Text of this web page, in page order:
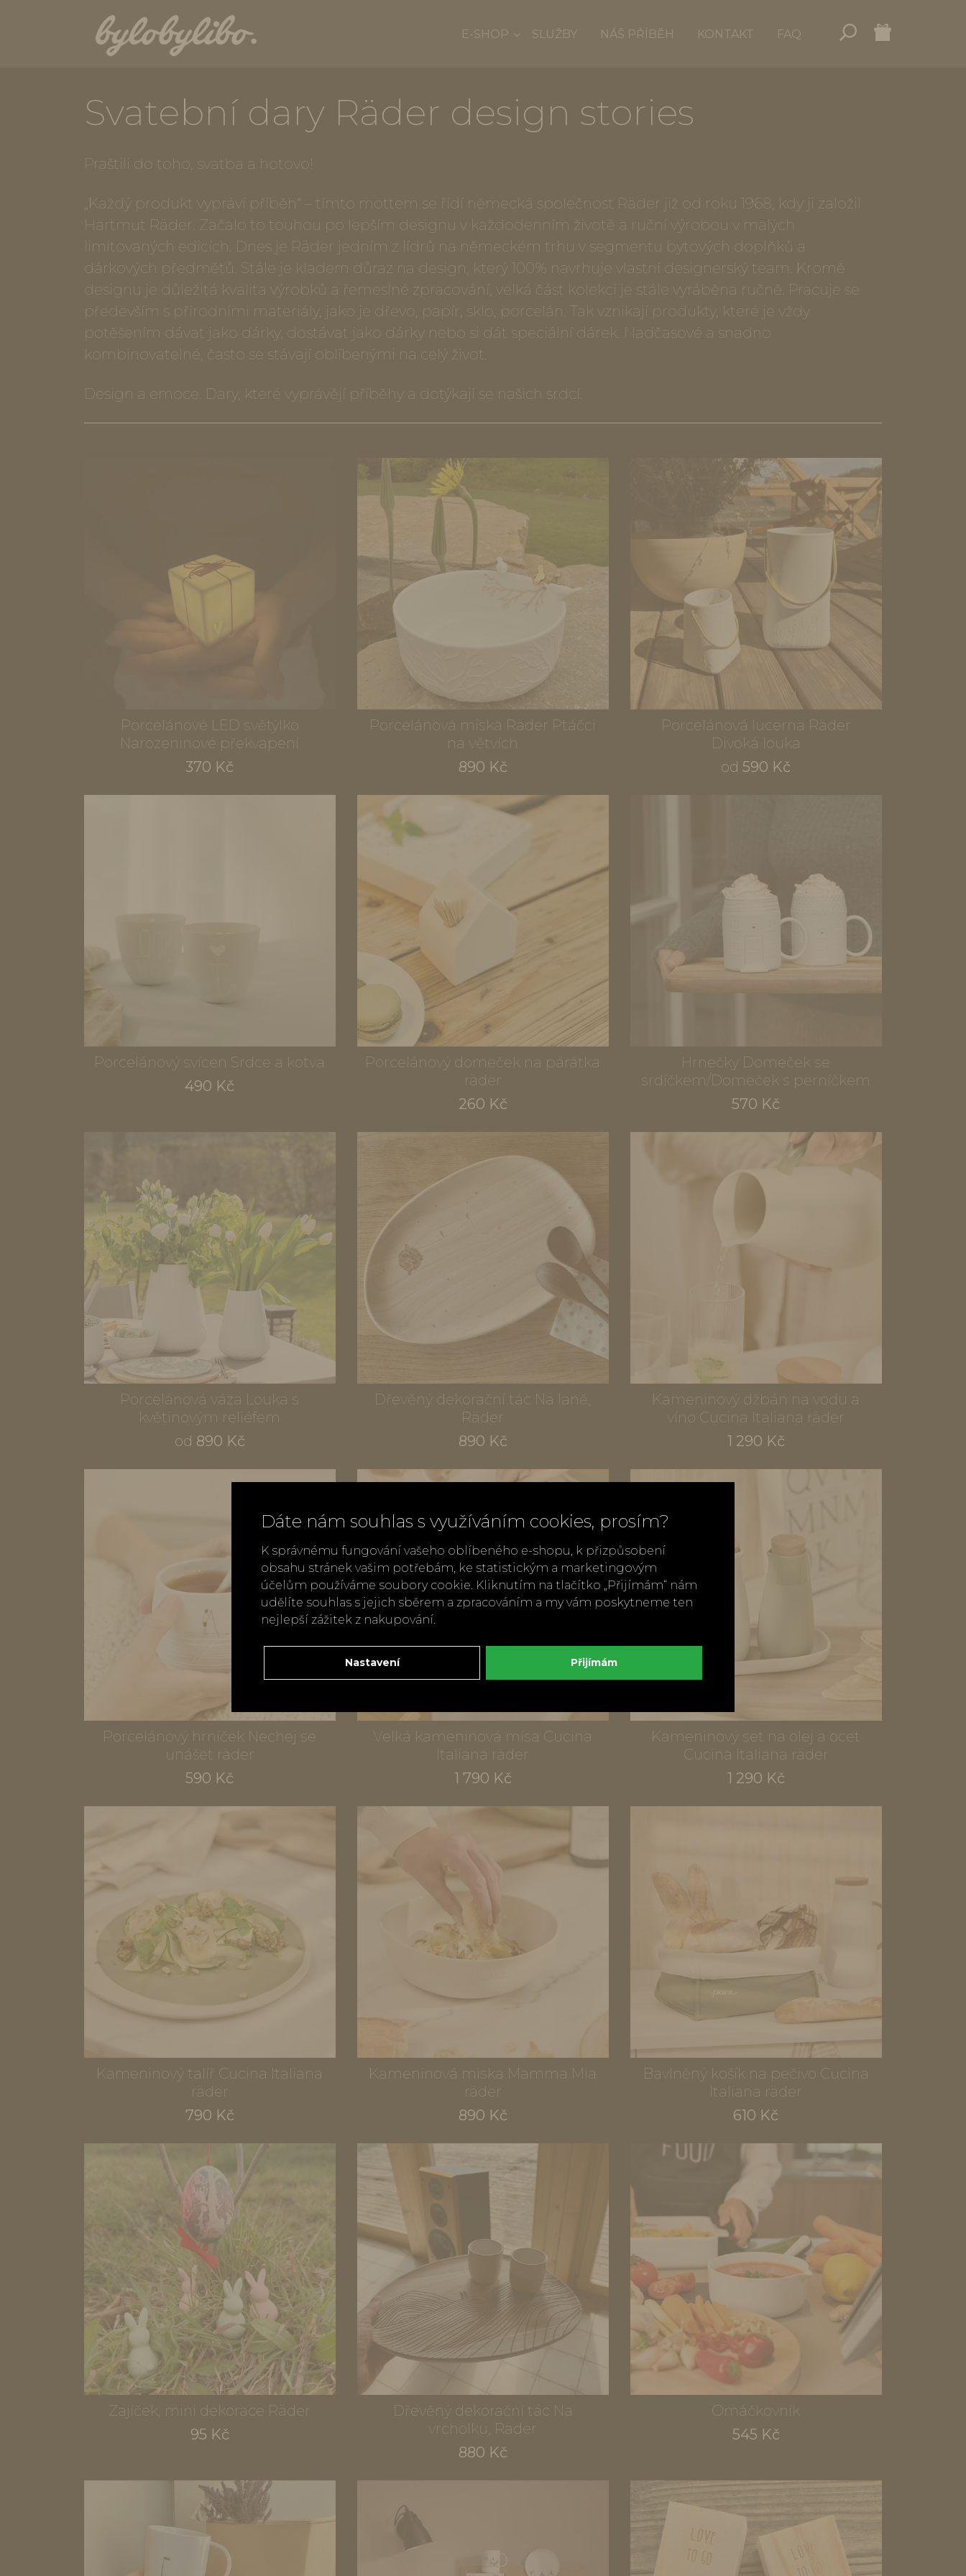
Svatební dary Räder design stories
Praštili do toho, svatba a hotovo!
„Každý produkt vypráví příběh“ – tímto mottem se řídí německá společnost Räder již od roku 1968, kdy ji založil
Hartmut Räder. Začalo to touhou po lepším designu v každodenním životě a ruční výrobou v malých
limitovaných edicích. Dnes je Räder jedním z lídrů na německém trhu v segmentu bytových doplňků a
dárkových předmětů. Stále je kladem důraz na design, který 100% navrhuje vlastní designerský team. Kromě
designu je důležitá kvalita výrobků a řemeslné zpracování, velká část kolekcí je stále vyráběna ručně. Pracuje se
především s přírodními materiály, jako je dřevo, papír, sklo, porcelán. Tak vznikají produkty, které je vždy
potěšením dávat jako dárky, dostávat jako dárky nebo si dát speciální dárek. Nadčasové a snadno
kombinovatelné, často se stávají oblíbenými na celý život.
Design a emoce. Dary, které vyprávějí příběhy a dotýkají se našich srdcí.
Porcelánové LED světýlko
Narozeninové překvapení
370 Kč
Porcelánová miska Räder Ptáčci
na větvích
890 Kč
Porcelánová lucerna Räder
Divoká louka
od 590 Kč
Porcelánový svícen Srdce a kotva
490 Kč
Porcelánový domeček na párátka
räder
260 Kč
Hrnečky Domeček se
srdíčkem/Domeček s perníčkem
570 Kč
Porcelánová váza Louka s
květinovým reliéfem
od 890 Kč
Dřevěný dekorační tác Na laně,
Räder
890 Kč
Kameninový džbán na vodu a
víno Cucina Italiana räder
1 290 Kč
Porcelánový hrníček Nechej se
unášet räder
590 Kč
Velká kameninová mísa Cucina
Italiana räder
1 790 Kč
Kameninový set na olej a ocet
Cucina Italiana räder
1 290 Kč
Kameninový talíř Cucina Italiana
räder
790 Kč
Kameninová miska Mamma Mia
räder
890 Kč
Bavlněný košík na pečivo Cucina
Italiana räder
610 Kč
Zajíček, mini dekorace Räder
95 Kč
Dřevěný dekorační tác Na
vrcholku, Räder
880 Kč
Omáčkovník
545 Kč
E-SHOP SLUŽBY NÁŠ PŘÍBĚH KONTAKT FAQ
Dáte nám souhlas s využíváním cookies, prosím?
K správnému fungování vašeho oblíbeného e-shopu, k přizpůsobení
obsahu stránek vašim potřebám, ke statistickým a marketingovým
účelům používáme soubory cookie. Kliknutím na tlačítko „Přijímám“ nám
udělíte souhlas s jejich sběrem a zpracováním a my vám poskytneme ten
nejlepší zážitek z nakupování.
Nastavení Přijímám